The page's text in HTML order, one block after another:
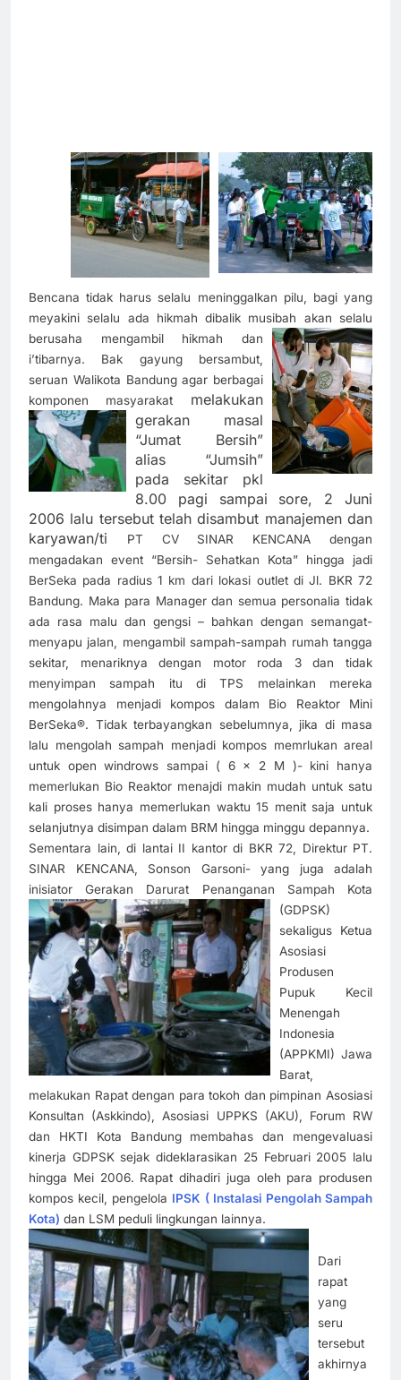
Bencana tidak harus selalu meninggalkan pilu, bagi yang
meyakini selalu ada hikmah dibalik musibah akan selalu
berusaha mengambil hikmah dan
i’tibarnya. Bak gayung bersambut,
seruan Walikota Bandung agar berbagai
komponen masyarakat
melakukan
gerakan masal
“Jumat Bersih”
alias “Jumsih”
pada sekitar pkl
8.00 pagi sampai sore, 2 Juni
2006 lalu tersebut telah disambut manajemen dan
karyawan/ti
PT CV SINAR KENCANA dengan
mengadakan event “Bersih- Sehatkan Kota” hingga jadi
BerSeka pada radius 1 km dari lokasi outlet di Jl. BKR 72
Bandung. Maka para Manager dan semua personalia tidak
ada rasa malu dan gengsi – bahkan dengan semangat-
menyapu jalan, mengambil sampah-sampah rumah tangga
sekitar, menariknya dengan motor roda 3 dan tidak
menyimpan sampah itu di TPS melainkan mereka
mengolahnya menjadi kompos dalam Bio Reaktor Mini
BerSeka®. Tidak terbayangkan sebelumnya, jika di masa
lalu mengolah sampah menjadi kompos memrlukan areal
untuk open windrows sampai ( 6 x 2 M )- kini hanya
memerlukan Bio Reaktor menajdi makin mudah untuk satu
kali proses hanya memerlukan waktu 15 menit saja untuk
selanjutnya disimpan dalam BRM hingga minggu depannya.
Sementara lain, di lantai II kantor di BKR 72, Direktur PT.
SINAR KENCANA, Sonson Garsoni- yang juga adalah
inisiator Gerakan Darurat Penanganan Sampah Kota
(GDPSK)
sekaligus Ketua
Asosiasi
Produsen
Pupuk Kecil
Menengah
Indonesia
(APPKMI) Jawa
Barat,
melakukan Rapat dengan para tokoh dan pimpinan Asosiasi
Konsultan (Askkindo), Asosiasi UPPKS (AKU), Forum RW
dan HKTI Kota Bandung membahas dan mengevaluasi
kinerja GDPSK sejak dideklarasikan 25 Februari 2005 lalu
hingga Mei 2006. Rapat dihadiri juga oleh para produsen
kompos kecil, pengelola IPSK ( Instalasi Pengolah Sampah
Kota) dan LSM peduli lingkungan lainnya.
Dari
rapat
yang
seru
tersebut
akhirnya